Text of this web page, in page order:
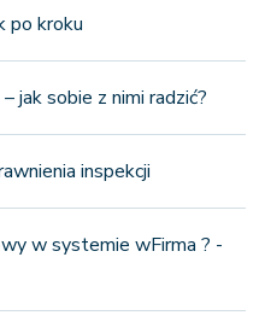
po kroku
jak sobie z nimi radzić?
inspekcji
w systemie wFirma ? -